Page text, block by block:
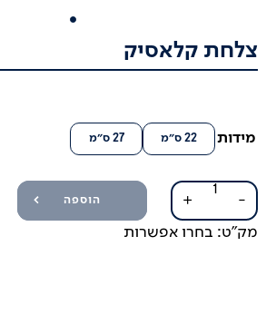
צלחת קלאסיק
מידות 22 ס"מ 27 ס"מ
-
כמות
צלחת
קלאסיק
+ הוספה
מק"ט: בחרו אפשרות